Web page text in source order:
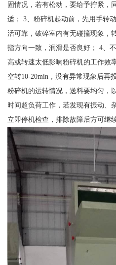
固情况，若有松动，要给予拧紧，
适； 3、粉碎机起动前，先用手转
活可靠，破碎室内有无碰撞现象，
指方向一致，润滑是否良好； 4、
高或转速太低影响粉碎机的工作效
空转10-20min，没有异常现象后再
粉碎机的运转情况，送料要均匀，
时间超负荷工作，若发现有振动、
立即停机检查，排除故障后方可继